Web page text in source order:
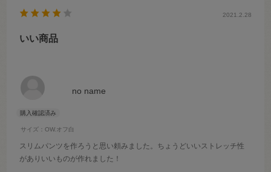
no name
サイズ：OW.オフ白
2021.2.28
いい商品
スリムパンツを作ろうと思い頼みました。ちょうどいいストレッチ性
がありいいものが作れました！